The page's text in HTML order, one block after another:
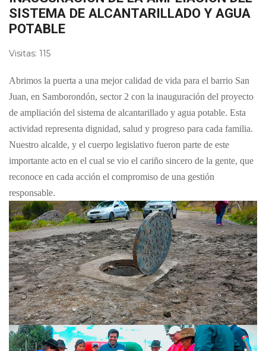
SISTEMA DE ALCANTARILLADO Y AGUA
POTABLE
Visitas: 115
Abrimos la puerta a una mejor calidad de vida para el barrio San
Juan, en Samborondón, sector 2 con la inauguración del proyecto
de ampliación del sistema de alcantarillado y agua potable. Esta
actividad representa dignidad, salud y progreso para cada familia.
Nuestro alcalde, y el cuerpo legislativo fueron parte de este
importante acto en el cual se vio el cariño sincero de la gente, que
reconoce en cada acción el compromiso de una gestión
responsable.